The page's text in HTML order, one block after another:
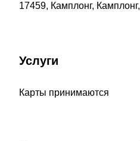
17459, Камплонг,
Услуги
Карты принимаются